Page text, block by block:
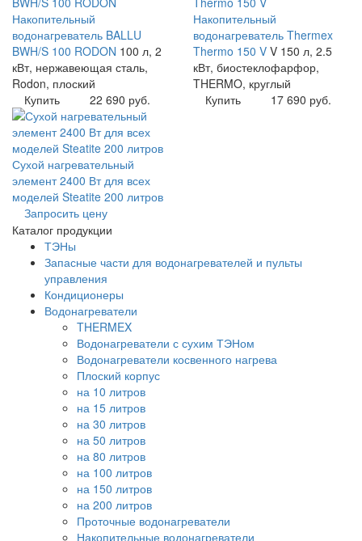
Накопительный
водонагреватель BALLU
BWH/S 100 RODON 100 л, 2
кВт, нержавеющая сталь,
Rodon, плоский
Купить
22 690 руб.
Накопительный
водонагреватель Thermex
Thermo 150 V V 150 л, 2.5
кВт, биостеклофарфор,
THERMO, круглый
Купить
17 690 руб.
Сухой нагревательный
элемент 2400 Вт для всех
моделей Steatite 200 литров
Запросить цену
Каталог продукции
ТЭНы
Запасные части для водонагревателей и пульты
управления
Кондиционеры
Водонагреватели
THERMEX
Водонагреватели с сухим ТЭНом
Водонагреватели косвенного нагрева
Плоский корпус
на 10 литров
на 15 литров
на 30 литров
на 50 литров
на 80 литров
на 100 литров
на 150 литров
на 200 литров
Проточные водонагреватели
Накопительные водонагреватели